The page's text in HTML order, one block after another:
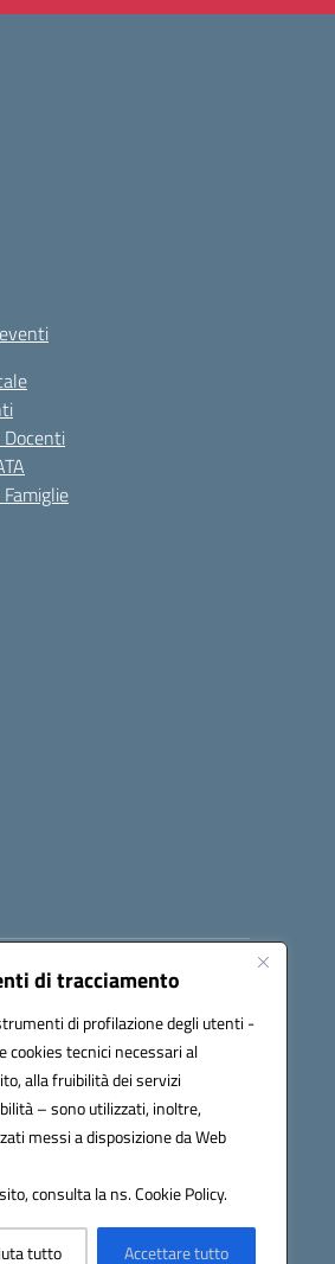
di tracciamento
di profilazione degli utenti -
cookies tecnici necessari al
alla fruibilità dei servizi
– sono utilizzati, inoltre,
messi a disposizione da Web
consulta la ns. Cookie Policy.
tutto Accettare tutto